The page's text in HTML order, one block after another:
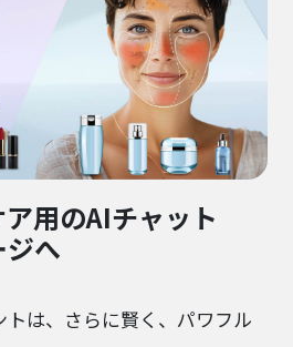
用のAIチャット
へ
は、さらに賢く、パワフル